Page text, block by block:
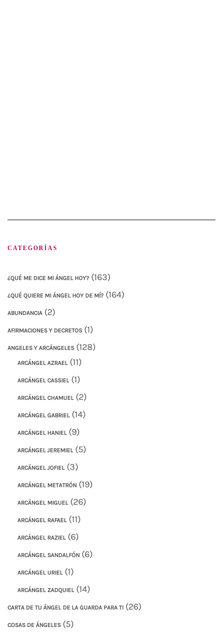
CATEGORÍAS
¿QUÉ ME DICE MI ÁNGEL HOY? (163)
¿QUÉ QUIERE MI ÁNGEL HOY DE MÍ? (164)
ABUNDANCIA (2)
AFIRMACIONES Y DECRETOS (1)
ANGELES Y ARCÁNGELES (128)
ARCÁNGEL AZRAEL (11)
ARCÁNGEL CASSIEL (1)
ARCÁNGEL CHAMUEL (2)
ARCÁNGEL GABRIEL (14)
ARCÁNGEL HANIEL (9)
ARCÁNGEL JEREMIEL (5)
ARCÁNGEL JOFIEL (3)
ARCÁNGEL METATRÓN (19)
ARCÁNGEL MIGUEL (26)
ARCÁNGEL RAFAEL (11)
ARCÁNGEL RAZIEL (6)
ARCÁNGEL SANDALFÓN (6)
ARCÁNGEL URIEL (1)
ARCÁNGEL ZADQUIEL (14)
CARTA DE TU ÁNGEL DE LA GUARDA PARA TI (26)
COSAS DE ÁNGELES (5)